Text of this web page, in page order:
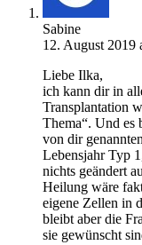
Sabine
12. August 2019
Liebe Ilka,
ich kann dir in
Transplantation
Thema“. Und es
von dir
Lebensjahr Typ
nichts geändert
Heilung wäre
eigene Zellen in
bleibt aber die
sie gewünscht